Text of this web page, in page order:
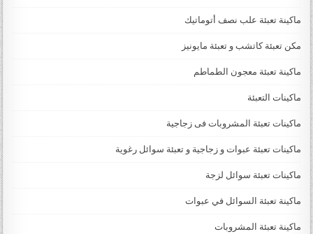
ماكينة تعبئة علب نصف أتوماتيك
مكن تعبئة كاتشب و تعبئة مايونيز
ماكينة تعبئة معجون الطماطم
ماكينات التعبئة
ماكينات تعبئة المشروبات فى زجاجية
ماكينات تعبئة عبوات و زجاجية و تعبئة سوائل رغوية
ماكينات تعبئة سوائل لزجة
‏‏‏ماكينة تعبئة السوائل في عبوات
ماكينة تعبئة المشروبات